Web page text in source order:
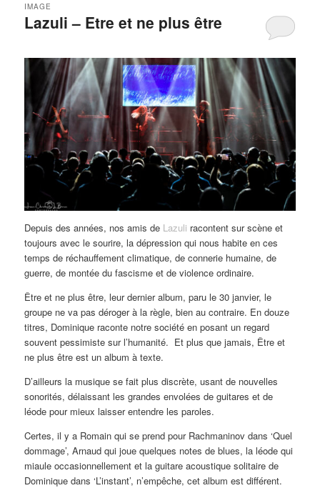
Lazuli – Etre et ne plus être
IMAGE
Depuis des années, nos amis de Lazuli racontent sur scène et
toujours avec le sourire, la dépression qui nous habite en ces
temps de réchauffement climatique, de connerie humaine, de
guerre, de montée du fascisme et de violence ordinaire.
Être et ne plus être, leur dernier album, paru le 30 janvier, le
groupe ne va pas déroger à la règle, bien au contraire. En douze
titres, Dominique raconte notre société en posant un regard
souvent pessimiste sur l’humanité. Et plus que jamais, Être et
ne plus être est un album à texte.
D’ailleurs la musique se fait plus discrète, usant de nouvelles
sonorités, délaissant les grandes envolées de guitares et de
léode pour mieux laisser entendre les paroles.
Certes, il y a Romain qui se prend pour Rachmaninov dans ‘Quel
dommage’, Arnaud qui joue quelques notes de blues, la léode qui
miaule occasionnellement et la guitare acoustique solitaire de
Dominique dans ‘L’instant’, n’empêche, cet album est différent.